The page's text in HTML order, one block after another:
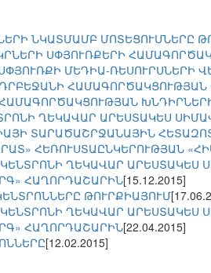
ՆԿԱՏՄԱՄԲ ՄՈՏԵՑՈՒՄՆԵՐԸ
ՍՓՅՈՒՌՔԵՐԻ
ՄԵԴԻԱ-ՌԵՍՈՒՐՍՆԵՐԻ
ՂԵԿԱՎԱՐ ԱՐԵՍՏԱԿԵՍ
ՏԱՐԱԾԱՇՐՋԱՆԱՅԻՆ
ՀԵՌՈՒՍՏԱԸՆԿԵՐՈՒԹՅԱՆ
ՂԵԿԱՎԱՐ ԱՐԵՍՏԱԿԵՍ
ՀԱՂՈՐԴԱՇԱՐԻՆ[15.12.2015]
ԹՈՒՐՔԻԱՅՈՒՄ
ՂԵԿԱՎԱՐ ԱՐԵՍՏԱԿԵՍ
ՀԱՂՈՐԴԱՇԱՐԻՆ[22.04.2015]
[12.02.2015]